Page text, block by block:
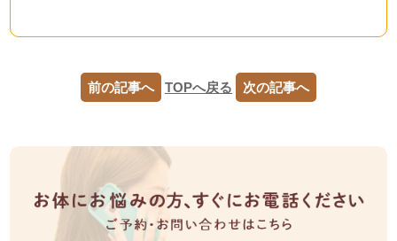
前の記事へ TOPへ戻る 次の記事へ